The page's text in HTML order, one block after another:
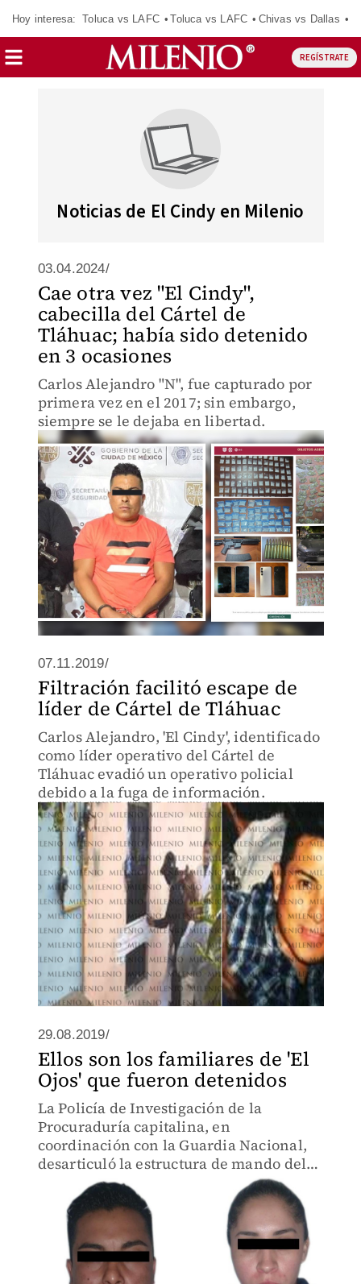
Hoy interesa: Toluca vs LAFC Toluca vs LAFC Chivas vs Dallas
REGÍSTRATE
Noticias de El Cindy en Milenio
03.04.2024/
Cae otra vez "El Cindy",
cabecilla del Cártel de
Tláhuac; había sido detenido
en 3 ocasiones
Carlos Alejandro "N", fue capturado por
primera vez en el 2017; sin embargo,
siempre se le dejaba en libertad.
07.11.2019/
Filtración facilitó escape de
líder de Cártel de Tláhuac
Carlos Alejandro, 'El Cindy', identificado
como líder operativo del Cártel de
Tláhuac evadió un operativo policial
debido a la fuga de información.
29.08.2019/
Ellos son los familiares de 'El
Ojos' que fueron detenidos
La Policía de Investigación de la
Procuraduría capitalina, en
coordinación con la Guardia Nacional,
desarticuló la estructura de mando del
cártel de Tláhuac.